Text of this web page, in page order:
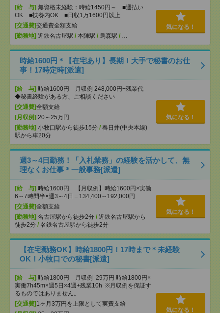
[給 与] 無資格未経験：時給1450円～ ■週払い
OK ■扶養内OK ■日収1万1600円以上
[交通費]交通費全額支給
[勤務地] 近鉄名古屋駅 / 本陣駅 / 烏森駅 / …
気になる！
時給1600円＊【在宅あり】長期！大手で秘書のお仕
事！17時定時[派遣]
[給 与] 時給1600円 月収例 248,000円+残業代
◆秘書経験がある方、ご相談ください
[交通費]全額支給
[月収例] 20～25万円
[勤務地] 小牧口駅から徒歩15分 / 春日井(中央本線)
駅から車20分
気になる！
週3～4日勤務！「入札業務」の経験を活かして、無
理なくお仕事＊一般事務[派遣]
[給 与] 時給1600円 【月収例】時給1600円×実働
6～7時間半×週3～4日＝134,400～192,000円
[交通費]全額支給
[勤務地] 名古屋駅から徒歩2分 / 近鉄名古屋駅から
徒歩2分 / 名鉄名古屋駅から徒歩2分
気になる！
【在宅勤務OK】時給1800円！17時まで＊未経験
OK！小牧口での秘書[派遣]
[給 与] 時給1800円 月収例 29万円 時給1800円×
実働7h45m×週5日×4週+残業10h ※月収例を保証す
るものではありません。
[交通費] 1ヶ月3万円を上限として実費支給
気になる！